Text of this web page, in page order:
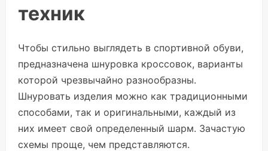
техник
Чтобы стильно выглядеть в спортивной обуви,
предназначена шнуровка кроссовок, варианты
которой чрезвычайно разнообразны.
Шнуровать изделия можно как традиционными
способами, так и оригинальными, каждый из
них имеет свой определенный шарм. Зачастую
схемы проще, чем представляются.